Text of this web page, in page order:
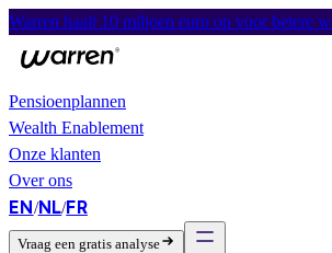
Warren haalt 10 miljoen euro op voor betere
Pensioenplannen
Wealth Enablement
Onze klanten
Over ons
EN/NL/FR
Vraag een gratis analyse